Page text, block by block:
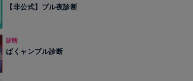
【非公式】プル夜診断
診断
ばくャンブル診断